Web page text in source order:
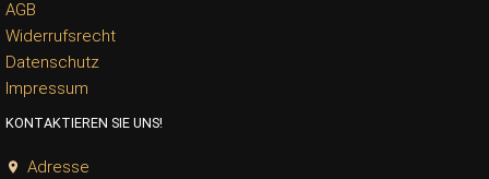
AGB
Widerrufsrecht
Datenschutz
Impressum
KONTAKTIEREN SIE UNS!
Adresse